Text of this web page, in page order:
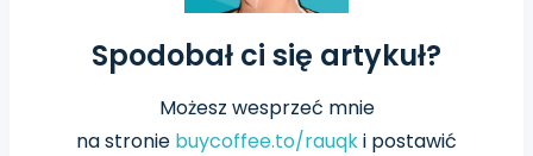
Spodobał ci się artykuł?
Możesz wesprzeć mnie
nastronie buycoffee.to/rauqki postawić